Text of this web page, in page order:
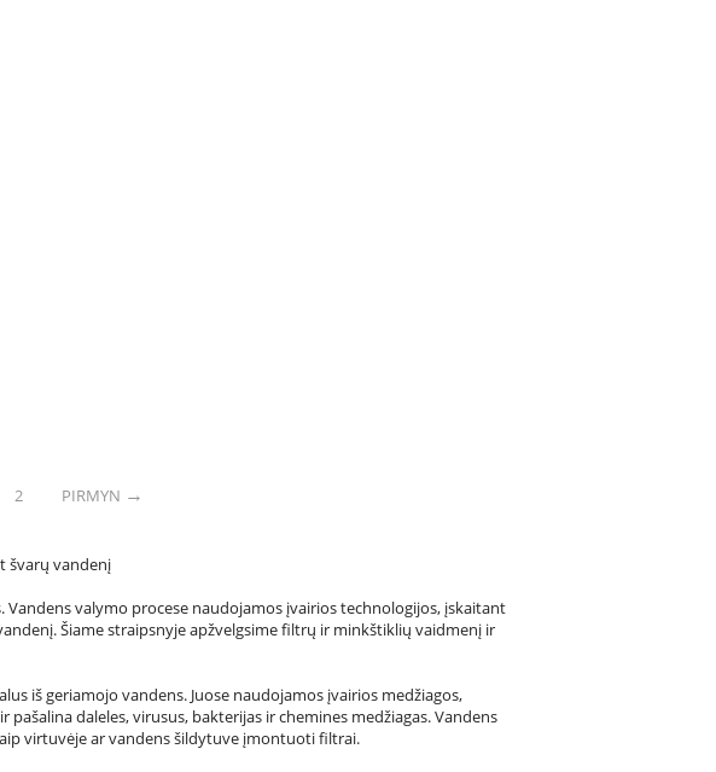
2 PIRMYN
švarų vandenį
valymo procese naudojamos įvairios technologijos, įskaitant
Šiame straipsnyje apžvelgsime filtrų ir minkštiklių vaidmenį ir
iš geriamojo vandens. Juose naudojamos įvairios medžiagos,
daleles, virusus, bakterijas ir chemines medžiagas. Vandens
virtuvėje ar vandens šildytuve įmontuoti filtrai.